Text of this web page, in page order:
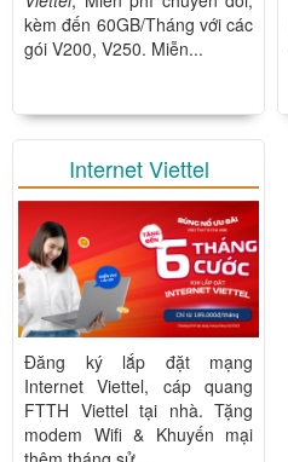
kèm đến 60GB/Tháng với các
gói V200, V250. Miễn...
Internet Viettel
Đăng ký lắp đặt mạng
Internet Viettel, cáp quang
FTTH Viettel tại nhà. Tặng
modem Wifi & Khuyến mại